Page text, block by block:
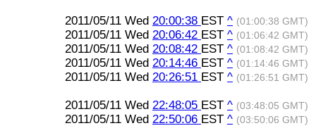
2011/05/11 Wed 20:00:38 EST ^ (01:00:38 GMT)
2011/05/11 Wed 20:06:42 EST ^ (01:06:42 GMT)
2011/05/11 Wed 20:08:42 EST ^ (01:08:42 GMT)
2011/05/11 Wed 20:14:46 EST ^ (01:14:46 GMT)
2011/05/11 Wed 20:26:51 EST ^ (01:26:51 GMT)
2011/05/11 Wed 22:48:05 EST ^ (03:48:05 GMT)
2011/05/11 Wed 22:50:06 EST ^ (03:50:06 GMT)